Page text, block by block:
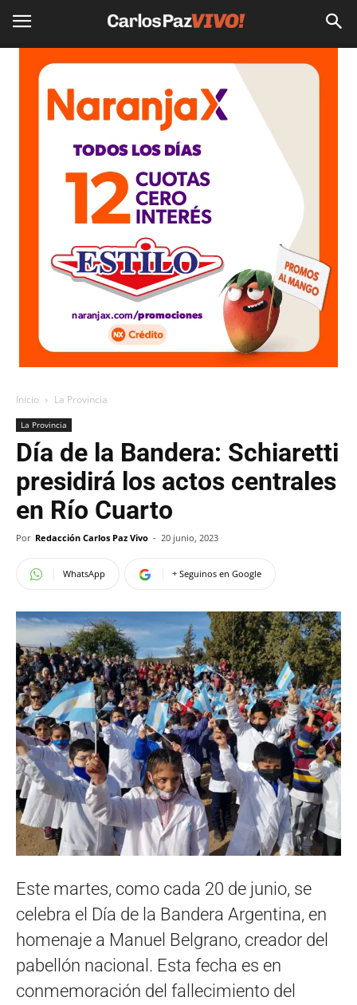
Inicio La Provincia
La Provincia
Día de la Bandera: Schiaretti
presidirá los actos centrales
en Río Cuarto
Por Redacción Carlos Paz Vivo - 20 junio, 2023
WhatsApp + Seguinos en Google
Este martes, como cada 20 de junio, se
celebra el Día de la Bandera Argentina, en
homenaje a Manuel Belgrano, creador del
pabellón nacional. Esta fecha es en
conmemoración del fallecimiento del